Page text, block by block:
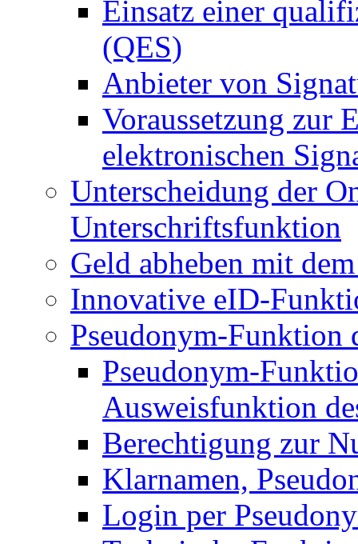
Einsatz einer
(QES)
Anbieter von
Voraussetzung zur
elektronischen
Unterscheidung der
Unterschriftsfunktion
Geld abheben mit
Innovative eID-
Pseudonym-Funktion
Pseudonym-
Ausweisfunktion
Berechtigung zur
Klarnamen,
Login per